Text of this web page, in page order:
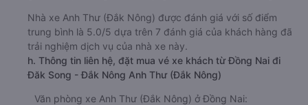
Nhà xe Anh Thư (Đắk Nông) được đánh giá với số điểm
trung bình là 5.0/5 dựa trên 7 đánh giá của khách hàng đã
trải nghiệm dịch vụ của nhà xe này.
h. Thông tin liên hệ, đặt mua vé xe khách từ Đồng Nai đi
Đăk Song - Đắk Nông Anh Thư (Đắk Nông)
Văn phòng xe Anh Thư (Đắk Nông) ở Đồng Nai: